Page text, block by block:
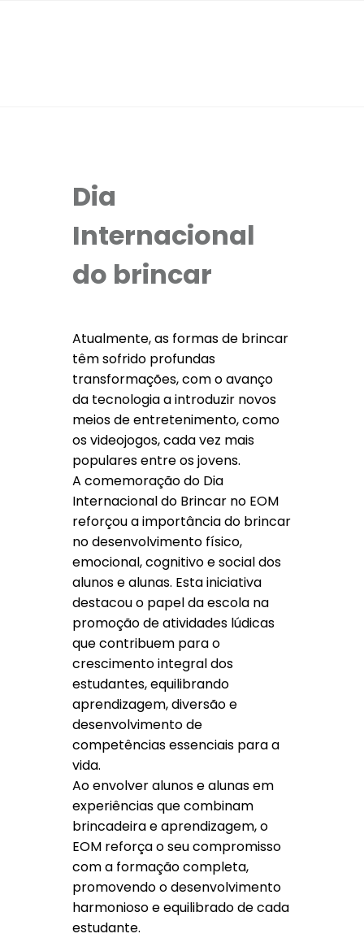
Dia
Internacional
do brincar
Atualmente, as formas de brincar
têm sofrido profundas
transformações, com o avanço
da tecnologia a introduzir novos
meios de entretenimento, como
os videojogos, cada vez mais
populares entre os jovens.
A comemoração do Dia
Internacional do Brincar no EOM
reforçou a importância do brincar
no desenvolvimento físico,
emocional, cognitivo e social dos
alunos e alunas. Esta iniciativa
destacou o papel da escola na
promoção de atividades lúdicas
que contribuem para o
crescimento integral dos
estudantes, equilibrando
aprendizagem, diversão e
desenvolvimento de
competências essenciais para a
vida.
Ao envolver alunos e alunas em
experiências que combinam
brincadeira e aprendizagem, o
EOM reforça o seu compromisso
com a formação completa,
promovendo o desenvolvimento
harmonioso e equilibrado de cada
estudante.